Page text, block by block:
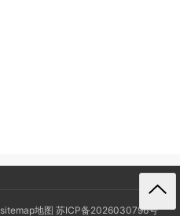
sitemap地图 苏ICP备2026030796号